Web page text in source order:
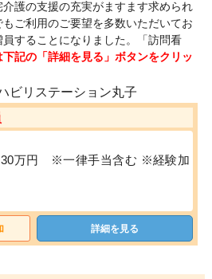
護の支援の充実がますます求められ
ご利用のご要望を多数いただいてお
することになりました。「訪問看
記の「詳細を見る」ボタンをクリッ
30万円 ※一律手当含む ※経験加
詳細を見る